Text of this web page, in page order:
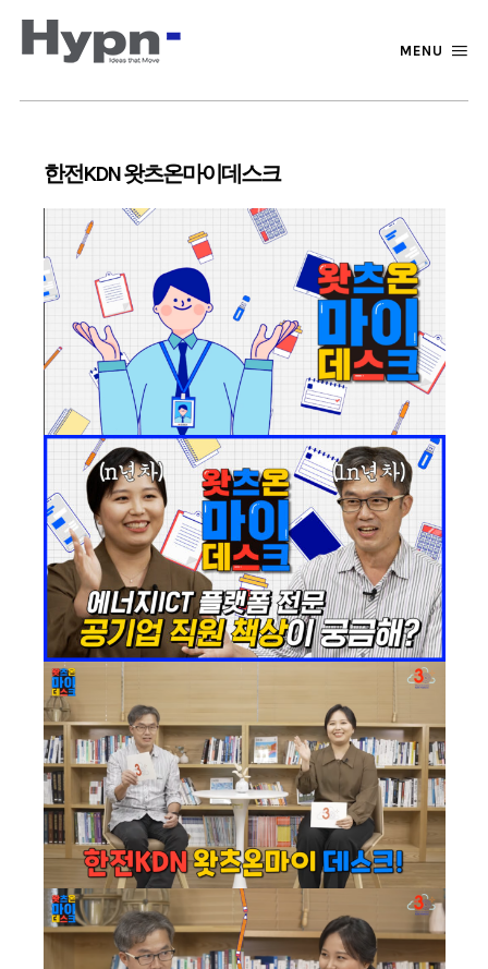
MENU
한전KDN 왓츠온마이데스크